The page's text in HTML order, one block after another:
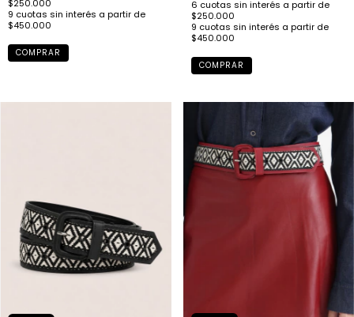
COMPRAR
COMPRAR